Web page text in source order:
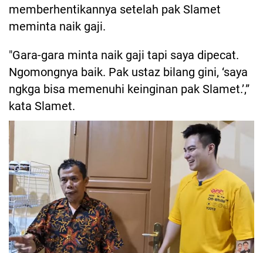
memberhentikannya setelah pak Slamet
meminta naik gaji.
"Gara-gara minta naik gaji tapi saya dipecat.
Ngomongnya baik. Pak ustaz bilang gini, ‘saya
ngkga bisa memenuhi keinginan pak Slamet.’,”
kata Slamet.